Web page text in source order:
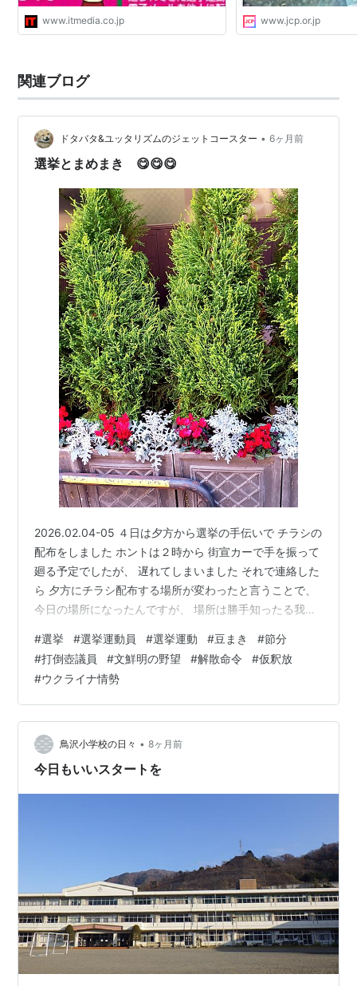
www.itmedia.co.jp www.jcp.or.jp
関連ブログ
ドタバタ&ユッタリズムのジェットコースター • 6ヶ月前
選挙とまめまき 😋😋😋
2026.02.04-05 ４日は夕方から選挙の手伝いで チラシの
配布をしました ホントは２時から 街宣カーで手を振って
廻る予定でしたが、 遅れてしまいました それで連絡した
ら 夕方にチラシ配布する場所が変わったと言うことで、
今日の場所になったんですが、 場所は勝手知ったる我が
は背中が冷えました🥶 職場の知り合いに会うかな🙄と思
ったけど、 立たされた場所は 改札口から長年通った方向
とは数歩離れた逆方向😅 誰にも会わなかったです😅 会え
ば知り合いのよしみで受け取ってもらえるかとか 考えた
りは少しはしましたが😅 彼の他の友人も駆けつけてきて
…
#選挙 #選挙運動員 #選挙運動 #豆まき #節分
#打倒壺議員 #文鮮明の野望 #解散命令 #仮釈放
#ウクライナ情勢
鳥沢小学校の日々 • 8ヶ月前
今日もいいスタートを